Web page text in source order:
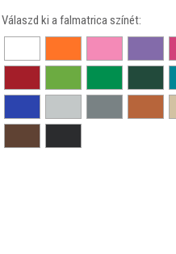
Válaszd ki a falmatrica színét: